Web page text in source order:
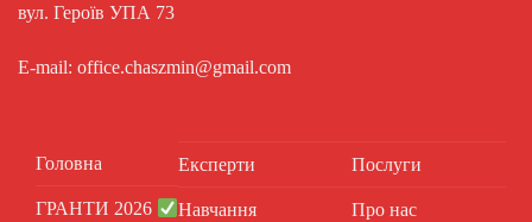
вул. Героїв УПА 73
E-mail: office.chaszmin@gmail.com
Головна
ГРАНТИ 2026
Експерти
Навчання
Послуги
Про нас